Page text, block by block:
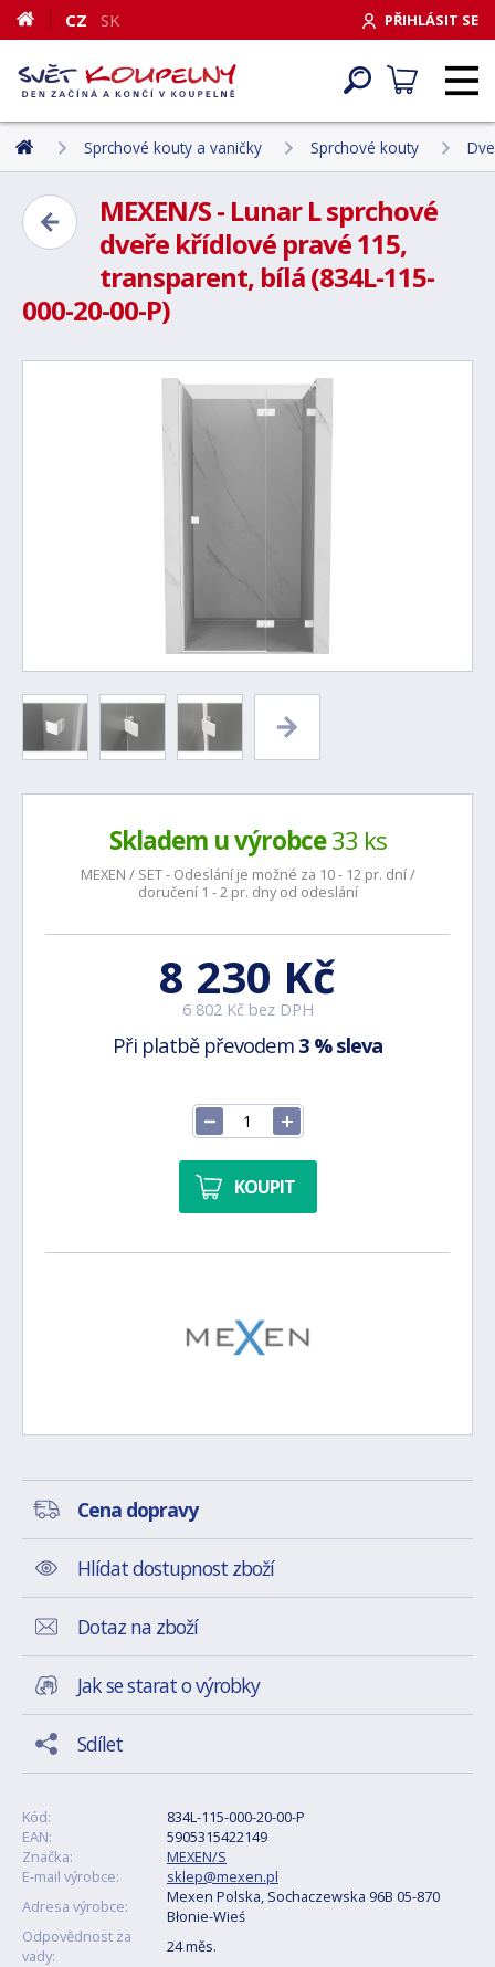
PŘIHLÁSIT SE
CZ SK
Sprchové kouty a vaničky Sprchové kouty
MEXEN/S - Lunar L sprchové
dveře křídlové pravé 115,
transparent, bílá (834L-115-
000-20-00-P)
Skladem u výrobce33 ks
MEXEN / SET - Odeslání je možné za 10 - 12 pr. dní /
doručení 1 - 2 pr. dny od odeslání
8 230 Kč
6 802 Kč bez DPH
Při platbě převodem 3 % sleva
KOUPIT
Cena dopravy
Hlídat dostupnost zboží
Dotaz na zboží
Jak se starat o výrobky
Sdílet
Kód:
834L-115-000-20-00-P
EAN:
5905315422149
Značka:
MEXEN/S
E-mail výrobce:
sklep@mexen.pl
Adresa výrobce:
Mexen Polska, Sochaczewska 96B 05-870
Błonie-Wieś
Odpovědnost za
vady:
24 měs.